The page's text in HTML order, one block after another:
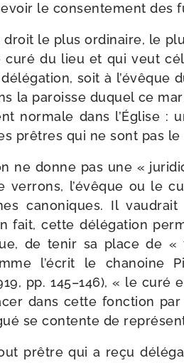
le consen­te­ment des
droit le plus ordi­naire, le
curé du lieu et qui veut
soit à l’évêque
la paroisse duquel ce
nor­male dans l’Église
prêtres qui ne sont pas
ne donne pas une «
ver­rons, l’évêque ou le
cano­niques. Il
fait, cette délé­ga­tion
de tenir sa place de
l’écrit le cha­noine
pp. 145–146), « le
dans cette fonc­tion
se contente de
prêtre qui a reçu